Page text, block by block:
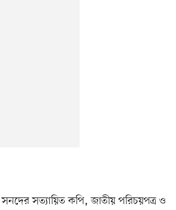
সনদের সত্যায়িত কপি, জাতীয় পরিচয়পত্র ও